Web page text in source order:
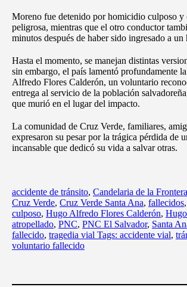
Moreno fue detenido por homicidio culposo y
peligrosa, mientras que el otro conductor
minutos después de haber sido ingresado a un
Hasta el momento, se manejan distintas
sin embargo, el país lamentó profundamente
Alfredo Flores Calderón, un voluntario
entrega al servicio de la población
que murió en el lugar del impacto.
La comunidad de Cruz Verde, familiares,
expresaron su pesar por la trágica pérdida de
incansable que dedicó su vida a salvar otras.
accidente de tránsito, Candelaria de la Frontera
Cruz Verde, Cruz Verde Santa Ana, fallecidos,
culposo, Hugo Alfredo Flores Calderón,
atropellado, PNC, PNC El Salvador, Santa
fallecido, tragedia vial Tags: accidente vial,
voluntario fallecido